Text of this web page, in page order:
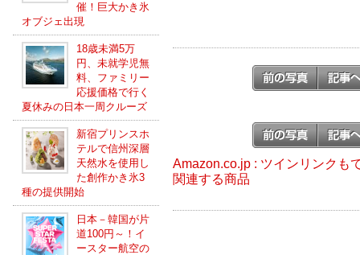
催！巨大かき氷
オブジェ出現
18歳未満5万
円、未就学児無
料、ファミリー
応援価格で行く
夏休みの日本一周クルーズ
新宿プリンスホ
テルで信州深層
天然水を使用し
た創作かき氷3
種の提供開始
日本－韓国が片
道100円～！イ
ースター航空の
Amazon.co.jp : ツインリンクも
関連する商品